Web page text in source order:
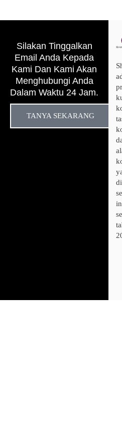
Silakan Tinggalkan
Email Anda Kepada
Kami Dan Kami Akan
Menghubungi Anda
Dalam Waktu 24 Jam.
TANYA SEKARANG